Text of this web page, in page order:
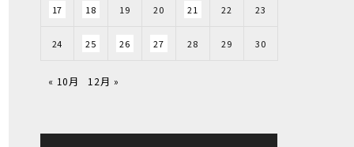
17 18 19 20 21 22 23
24 25 26 27 28 29 30
« 10月 12月 »